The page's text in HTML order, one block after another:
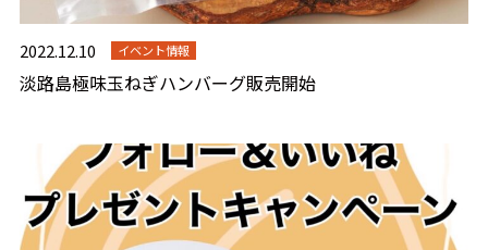
2022.12.10 イベント情報
淡路島極味玉ねぎハンバーグ販売開始